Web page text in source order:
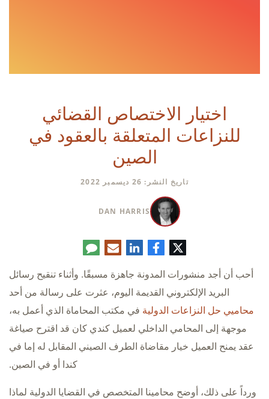
اختيار الاختصاص القضائي
للنزاعات المتعلقة بالعقود في
الصين
تاريخ النشر: 26 ديسمبر 2022
DAN HARRIS
تويترفيسبوكلينكدإنالبريد
الإلكتروني
تعليق
أحب أن أجد منشورات المدونة جاهزة مسبقًا. وأثناء تنقيح رسائل
البريد الإلكتروني القديمة اليوم، عثرت على رسالة من أحد
محاميي حل النزاعات الدولية في مكتب المحاماة الذي أعمل به،
موجهة إلى المحامي الداخلي لعميل كندي كان قد اقترح صياغة
عقد يمنح العميل خيار مقاضاة الطرف الصيني المقابل له إما في
كندا أو في الصين.
ورداً على ذلك، أوضح محامينا المتخصص في القضايا الدولية لماذا